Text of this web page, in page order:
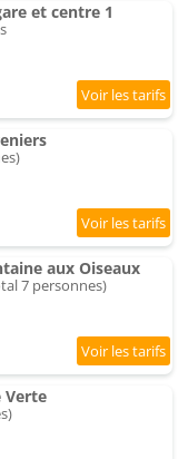
et centre 1
aux Oiseaux
7 personnes)
Verte